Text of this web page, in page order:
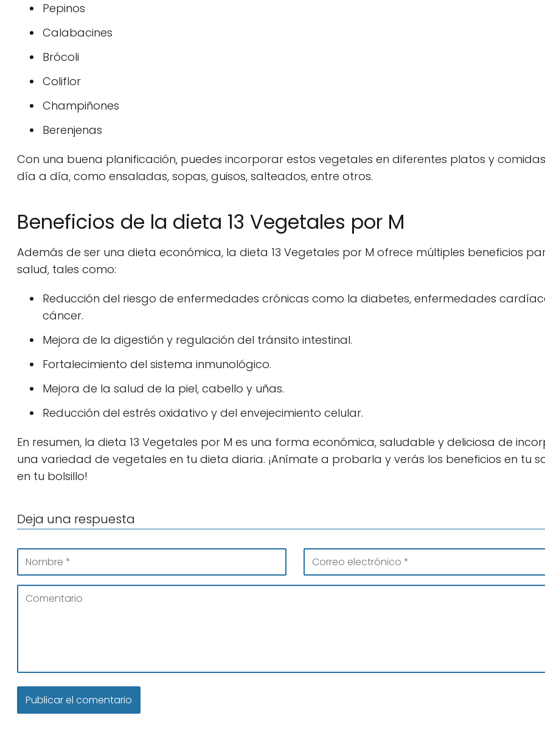
Pepinos
Calabacines
Brócoli
Coliflor
Champiñones
Berenjenas
Con una buena planificación, puedes incorporar estos vegetales en diferentes platos y
día a día, como ensaladas, sopas, guisos, salteados, entre otros.
Beneficios de la dieta 13 Vegetales por M
Además de ser una dieta económica, la dieta 13 Vegetales por M ofrece múltiples beneficios
salud, tales como:
Reducción del riesgo de enfermedades crónicas como la diabetes, enfermedades
cáncer.
Mejora de la digestión y regulación del tránsito intestinal.
Fortalecimiento del sistema inmunológico.
Mejora de la salud de la piel, cabello y uñas.
Reducción del estrés oxidativo y del envejecimiento celular.
En resumen, la dieta 13 Vegetales por M es una forma económica, saludable y deliciosa de
una variedad de vegetales en tu dieta diaria. ¡Anímate a probarla y verás los beneficios en tu
en tu bolsillo!
Deja una respuesta